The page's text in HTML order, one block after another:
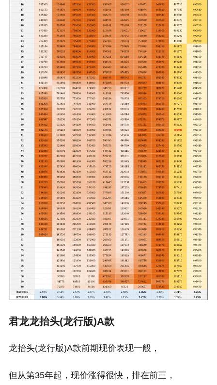
君龙龙抬头(龙行版)A款
龙抬头(龙行版)A款前期现价表现一般，
但从第35年起，现价涨得很快，排在前三，